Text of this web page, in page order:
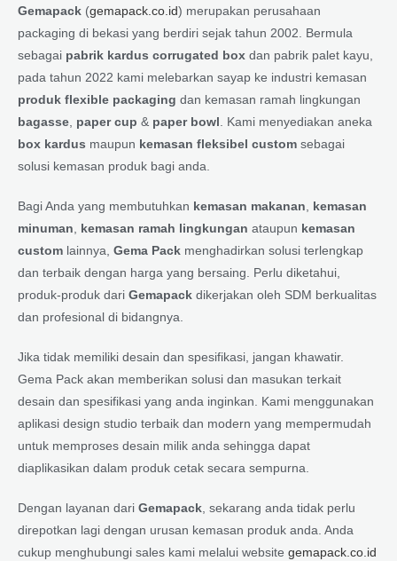
Gemapack (gemapack.co.id) merupakan perusahaan
packaging di bekasi yang berdiri sejak tahun 2002. Bermula
sebagai pabrik kardus corrugated box dan pabrik palet kayu,
pada tahun 2022 kami melebarkan sayap ke industri kemasan
produk flexible packaging dan kemasan ramah lingkungan
bagasse, paper cup & paper bowl. Kami menyediakan aneka
box kardus maupun kemasan fleksibel custom sebagai
solusi kemasan produk bagi anda.
Bagi Anda yang membutuhkan kemasan makanan, kemasan
minuman, kemasan ramah lingkungan ataupun kemasan
custom lainnya, Gema Pack menghadirkan solusi terlengkap
dan terbaik dengan harga yang bersaing. Perlu diketahui,
produk-produk dari Gemapack dikerjakan oleh SDM berkualitas
dan profesional di bidangnya.
Jika tidak memiliki desain dan spesifikasi, jangan khawatir.
Gema Pack akan memberikan solusi dan masukan terkait
desain dan spesifikasi yang anda inginkan. Kami menggunakan
aplikasi design studio terbaik dan modern yang mempermudah
untuk memproses desain milik anda sehingga dapat
diaplikasikan dalam produk cetak secara sempurna.
Dengan layanan dari Gemapack, sekarang anda tidak perlu
direpotkan lagi dengan urusan kemasan produk anda. Anda
cukup menghubungi sales kami melalui website gemapack.co.id